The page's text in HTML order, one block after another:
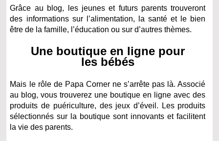
Grâce au blog, les jeunes et futurs parents trouveront
des informations sur l’alimentation, la santé et le bien
être de la famille, l’éducation ou sur d’autres thèmes.
Une boutique en ligne pour
les bébés
Mais le rôle de Papa Corner ne s’arrête pas là. Associé
au blog, vous trouverez une boutique en ligne avec des
produits de puériculture, des jeux d’éveil. Les produits
sélectionnés sur la boutique sont innovants et facilitent
la vie des parents.